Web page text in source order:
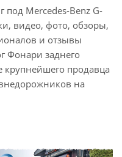
Mercedes-Benz G-
видео, фото, обзоры,
и отзывы
Фонари заднего
продавца
на